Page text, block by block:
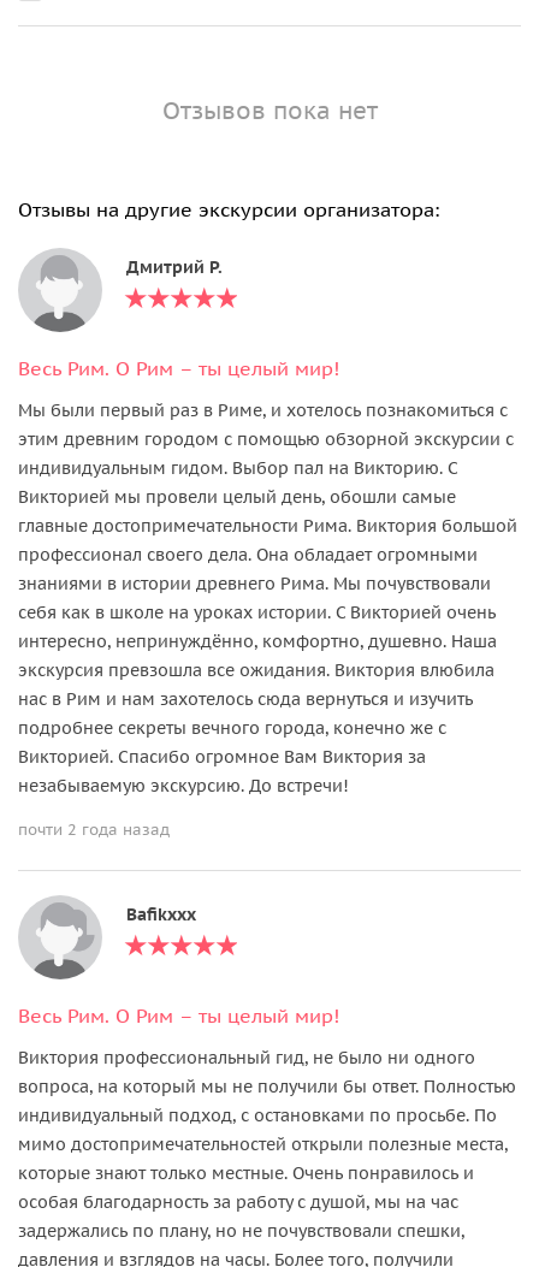
Отзывов пока нет
Отзывы на другие экскурсии организатора:
Дмитрий Р.
Весь Рим. О Рим – ты целый мир!
Мы были первый раз в Риме, и хотелось познакомиться с
этим древним городом с помощью обзорной экскурсии с
индивидуальным гидом. Выбор пал на Викторию. С
Викторией мы провели целый день, обошли самые
главные достопримечательности Рима. Виктория большой
профессионал своего дела. Она обладает огромными
знаниями в истории древнего Рима. Мы почувствовали
себя как в школе на уроках истории. С Викторией очень
интересно, непринуждённо, комфортно, душевно. Наша
экскурсия превзошла все ожидания. Виктория влюбила
нас в Рим и нам захотелось сюда вернуться и изучить
подробнее секреты вечного города, конечно же с
Викторией. Спасибо огромное Вам Виктория за
незабываемую экскурсию. До встречи!
почти 2 года назад
Bafikxxx
Весь Рим. О Рим – ты целый мир!
Виктория профессиональный гид, не было ни одного
вопроса, на который мы не получили бы ответ. Полностью
индивидуальный подход, с остановками по просьбе. По
мимо достопримечательностей открыли полезные места,
которые знают только местные. Очень понравилось и
особая благодарность за работу с душой, мы на час
задержались по плану, но не почувствовали спешки,
давления и взглядов на часы. Более того, получили